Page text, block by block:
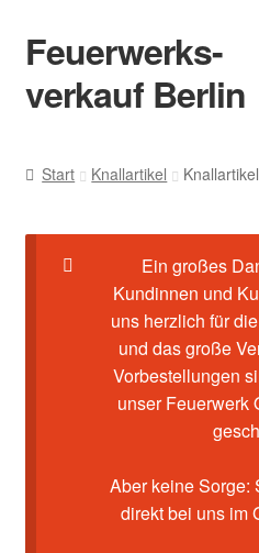
Feuerwerks-
verkauf Berlin
Datenschutz
Echtheit von Bewertungen
Feuerwerk-Shop
Start Knallartikel
Ein großes
Kundinnen und
uns herzlich für
und das große
Vorbestellungen
unser Feuerwerk
Aber keine Sorge:
direkt bei uns im